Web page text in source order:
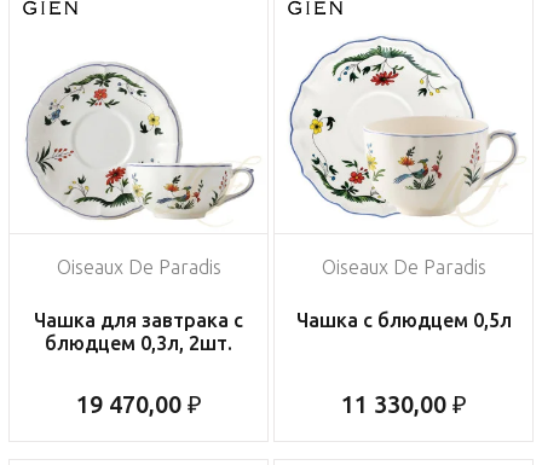
Oiseaux De Paradis
Чашка для завтрака с
блюдцем 0,3л, 2шт.
19 470,00 ₽
Oiseaux De Paradis
Чашка с блюдцем 0,5л
11 330,00 ₽